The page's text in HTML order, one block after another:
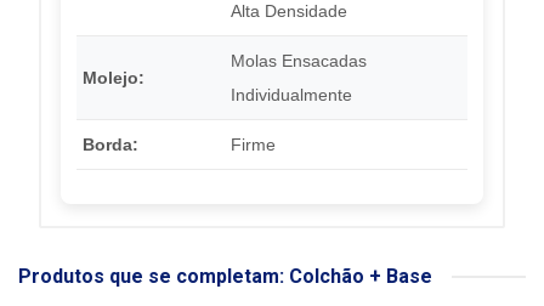
Alta Densidade
Molejo:
Molas Ensacadas
Individualmente
Borda: Firme
Produtos que se completam: Colchão + Base